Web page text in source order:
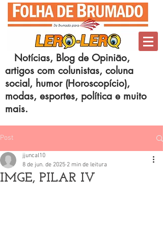
Notícias, Blog de Opinião,
artigos com colunistas, coluna
social, humor (Horoscopício),
modas, esportes, política e muito
mais.
Post
IMGE, PILAR IV
jjuncal10
8 de jun. de 2025 2 min de leitura